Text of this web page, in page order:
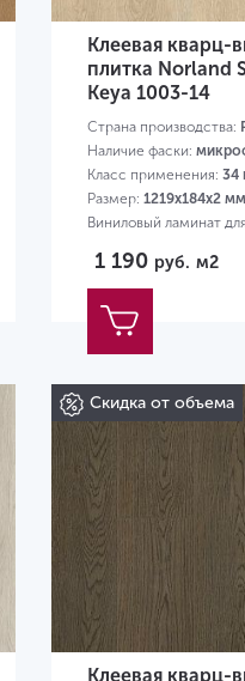
Клеевая кварц-
плитка Norland
Keya 1003-14
Страна производства:
Наличие фаски:
Класс применения: 34
Размер: 1219х184х2 мм
Виниловый ламинат
1 190 руб. м2
Скидка от объема
Клеевая кварц-